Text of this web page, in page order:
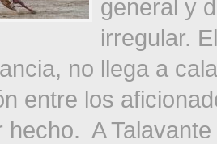
general y
irregular.
no llega a
entre los
hecho. A